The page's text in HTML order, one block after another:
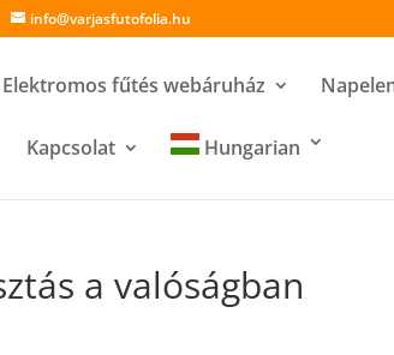
info@varjasfutofolia.hu
Elektromos fűtés webáruház
Kapcsolat Hungarian
a valóságban